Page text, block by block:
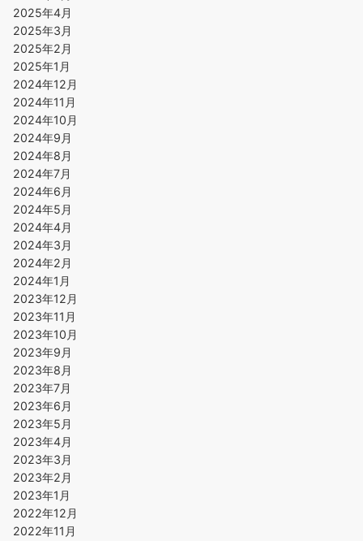
2025年4月
2025年3月
2025年2月
2025年1月
2024年12月
2024年11月
2024年10月
2024年9月
2024年8月
2024年7月
2024年6月
2024年5月
2024年4月
2024年3月
2024年2月
2024年1月
2023年12月
2023年11月
2023年10月
2023年9月
2023年8月
2023年7月
2023年6月
2023年5月
2023年4月
2023年3月
2023年2月
2023年1月
2022年12月
2022年11月